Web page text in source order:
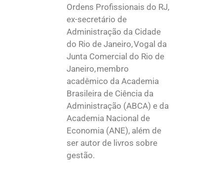
Ordens Profissionais do RJ,
ex-secretário de
Administração da Cidade
do Rio de Janeiro, Vogal da
Junta Comercial do Rio de
Janeiro, membro
acadêmico da Academia
Brasileira de Ciência da
Administração (ABCA) e da
Academia Nacional de
Economia (ANE), além de
ser autor de livros sobre
gestão.